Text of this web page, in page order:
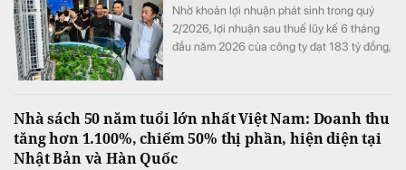
Nhờ khoản lợi nhuận phát sinh trong quý
2/2026, lợi nhuận sau thuế lũy kế 6 tháng
đầu năm 2026 của công ty đạt 183 tỷ đồng,
Nhà sách 50 năm tuổi lớn nhất Việt Nam: Doanh thu
tăng hơn 1.100%, chiếm 50% thị phần, hiện diện tại
Nhật Bản và Hàn Quốc